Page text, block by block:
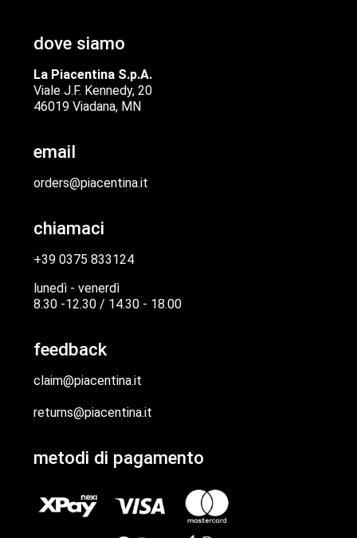
dove siamo
La Piacentina S.p.A.
Viale J.F. Kennedy, 20
46019 Viadana, MN
email
orders@piacentina.it
chiamaci
+39 0375 833124
lunedì - venerdì
8.30 -12.30 / 14.30 - 18.00
feedback
claim@piacentina.it
returns@piacentina.it
metodi di pagamento